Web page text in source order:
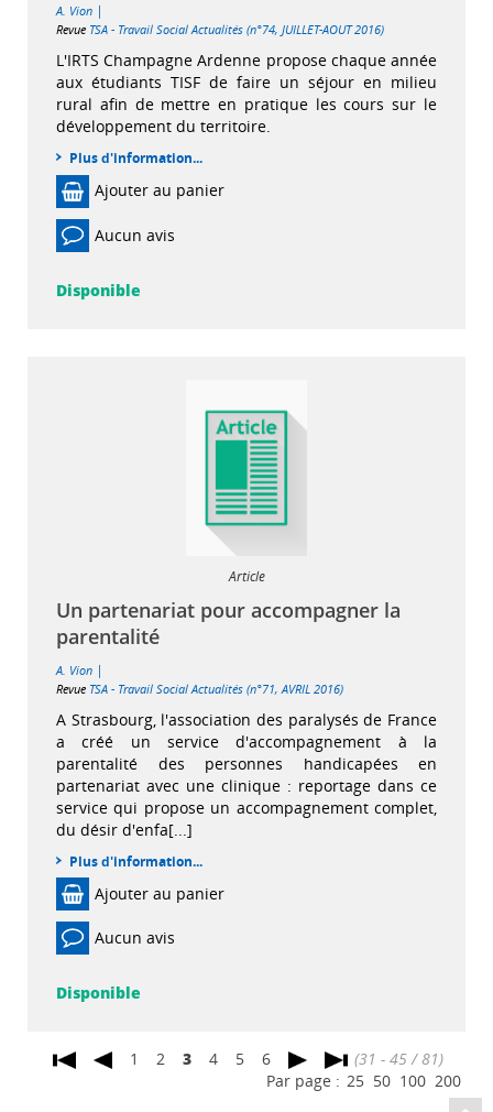
A. Vion |
Revue TSA - Travail Social Actualités (n°74, JUILLET-AOUT 2016)
L'IRTS Champagne Ardenne propose chaque année
aux étudiants TISF de faire un séjour en milieu
rural afin de mettre en pratique les cours sur le
développement du territoire.
Plus d'information...
Ajouter au panier
Aucun avis
Disponible
Article
Un partenariat pour accompagner la
parentalité
A. Vion |
Revue TSA - Travail Social Actualités (n°71, AVRIL 2016)
A Strasbourg, l'association des paralysés de France
a créé un service d'accompagnement à la
parentalité des personnes handicapées en
partenariat avec une clinique : reportage dans ce
service qui propose un accompagnement complet,
du désir d'enfa[...]
Plus d'information...
Ajouter au panier
Aucun avis
Disponible
1 2 3 4 5 6
(31 - 45 / 81)
Par page : 25 50 100 200